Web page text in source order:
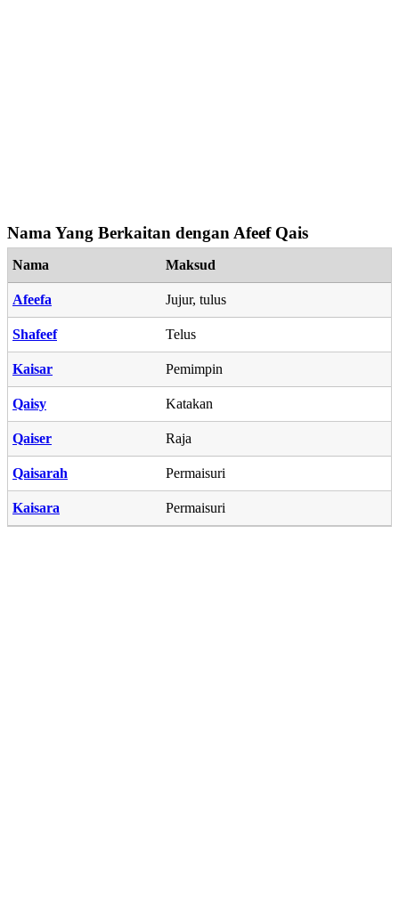
Nama Yang Berkaitan dengan Afeef Qais
Nama Maksud
Afeefa Jujur, tulus
Shafeef Telus
Kaisar Pemimpin
Qaisy Katakan
Qaiser Raja
Qaisarah Permaisuri
Kaisara Permaisuri